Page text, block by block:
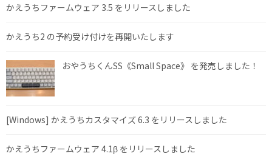
かえうちファームウェア 3.5 をリリースしました
かえうち2 の予約受け付けを再開いたします
おやうちくんSS《Small Space》 を発売しました！
[Windows] かえうちカスタマイズ 6.3 をリリースしました
かえうちファームウェア 4.1β をリリースしました